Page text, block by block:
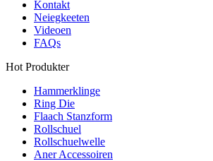
Kontakt
Neiegkeeten
Videoen
FAQs
Hot Produkter
Hammerklinge
Ring Die
Flaach Stanzform
Rollschuel
Rollschuelwelle
Aner Accessoiren